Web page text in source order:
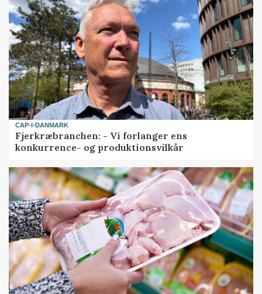
CAP-I-DANMARK
Fjerkræbranchen: - Vi forlanger ens
konkurrence- og produktionsvilkår